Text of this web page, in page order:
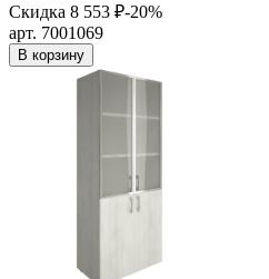
Скидка 8 553 ₽-20%
арт. 7001069
В корзину